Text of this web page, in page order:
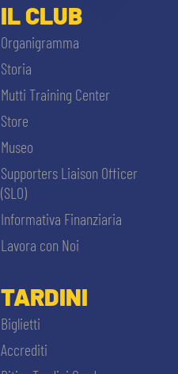
IL CLUB
Organigramma
Storia
Mutti Training Center
Store
Museo
Supporters Liaison Officer
(SLO)
Informativa Finanziaria
Lavora con Noi
TARDINI
Biglietti
Accrediti